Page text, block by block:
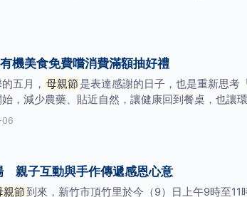
機美食免費嚐消費滿額抽好禮
五月， 母親節 是表達感謝的日子，也是重新思考
，減少農藥、貼近自然，讓健康回到餐桌，也讓
親子互動與手作傳遞感恩心意
親節到來，新竹市頂竹里於今（9）日上午9時至